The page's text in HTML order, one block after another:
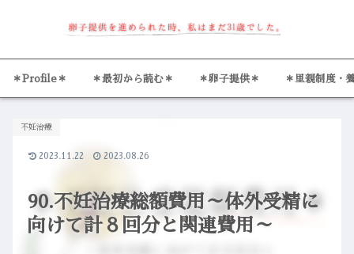
＊Profile＊ ＊最初から読む＊ ＊卵子提供＊ ＊里親制度・
90.不妊治療総額費用～体外受精に
向けて計８回分と関連費用～
不妊治療
2023.11.22 2023.08.26